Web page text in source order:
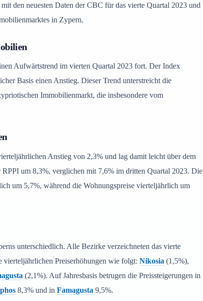
den neuesten Daten der CBC für das vierte Quartal 2023 und
in Zypern.
Aufwärtstrend im vierten Quartal 2023 fort. Der Index
Basis einen Anstieg. Dieser Trend unterstreicht die
Immobilienmarkt, die insbesondere vom
Anstieg von 2,3% und lag damit leicht über dem
um 8,3%, verglichen mit 7,6% im dritten Quartal 2023. Die
um 5,7%, während die Wohnungspreise vierteljährlich um
unterschiedlich. Alle Bezirke verzeichneten das vierte
vierteljährlichen Preiserhöhungen wie folgt: Nikosia (1,5%),
(2,1%). Auf Jahresbasis betrugen die Preissteigerungen in
8,3% und in Famagusta 9,5%.